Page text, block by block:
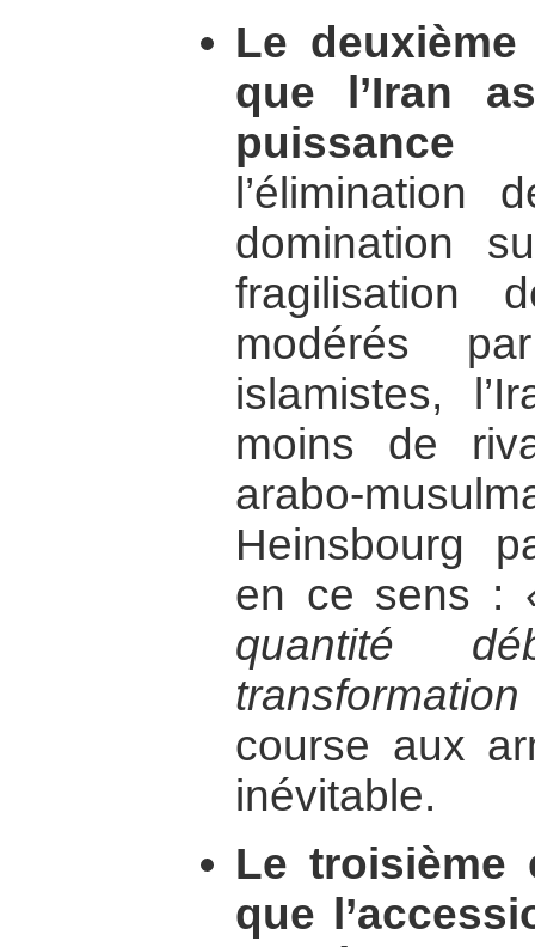
Le
que l’Iran
puissance
l’élimination
domination
fragilisation
modérés
islamistes,
moins de
arabo-
Heinsbourg
en ce sens :
quantité
course aux
inévitable.
Le troisième
que